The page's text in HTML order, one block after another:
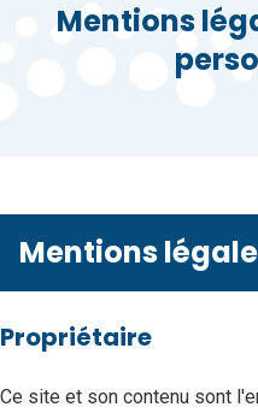
Mentions
Mentions
Propriétaire
Ce site et son contenu sont